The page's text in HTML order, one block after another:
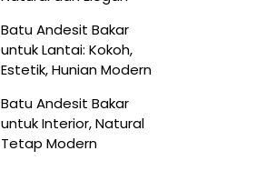
Batu Andesit Bakar
untuk Lantai: Kokoh,
Estetik, Hunian Modern
Batu Andesit Bakar
untuk Interior, Natural
Tetap Modern